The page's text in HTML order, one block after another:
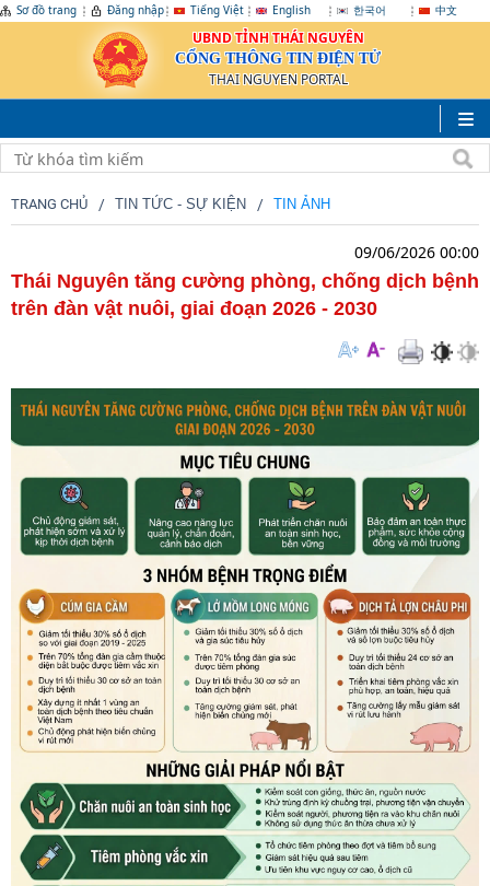
Sơ đồ trang Đăng nhập Tiếng Việt English 한국어 中文
UBND TỈNH THÁI NGUYÊN
CỔNG THÔNG TIN ĐIỆN TỬ
THAI NGUYEN PORTAL
TRANG CHỦ TIN TỨC - SỰ KIỆN TIN ẢNH
09/06/2026 00:00
Thái Nguyên tăng cường phòng, chống dịch bệnh
trên đàn vật nuôi, giai đoạn 2026 - 2030